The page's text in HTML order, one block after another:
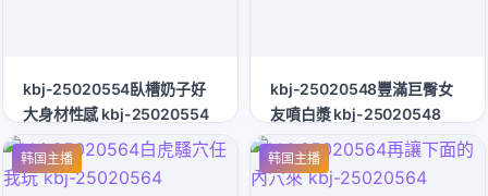
kbj-25020554臥槽奶子好
大身材性感 kbj-25020554
kbj-25020548豐滿巨臀女
友噴白漿 kbj-25020548
韩国主播 韩国主播